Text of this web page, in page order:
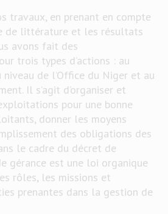
travaux, en prenant en compte
de littérature et les résultats
avons fait des
trois types d’actions : au
de l’Office du Niger et au
Il s’agit d’organiser et
pour une bonne
donner les moyens
des obligations des
le cadre du décret de
gérance est une loi organique
rôles, les missions et
prenantes dans la gestion de